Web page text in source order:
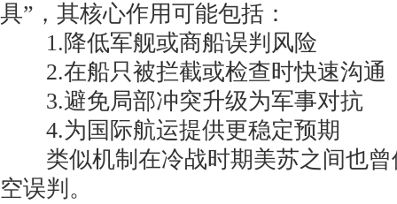
具”，其核心作用可能包括：
1.降低军舰或商船误判风险
2.在船只被拦截或检查时快速沟通
3.避免局部冲突升级为军事对抗
4.为国际航运提供更稳定预期
类似机制在冷战时期美苏之间也曾
空误判。